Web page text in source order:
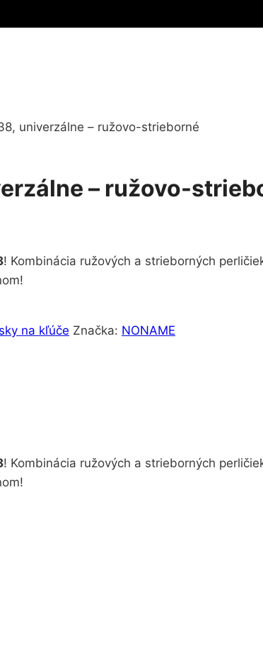
univerzálne – ružovo-strieborné
– ružovo-
! Kombinácia ružových a strieborných
na kľúče Značka: NONAME
! Kombinácia ružových a strieborných